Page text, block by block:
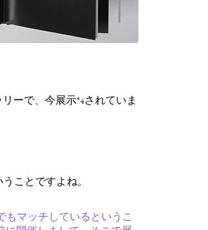
ーで、今展示*4されていま
ことですよね。
マッチしているというこ